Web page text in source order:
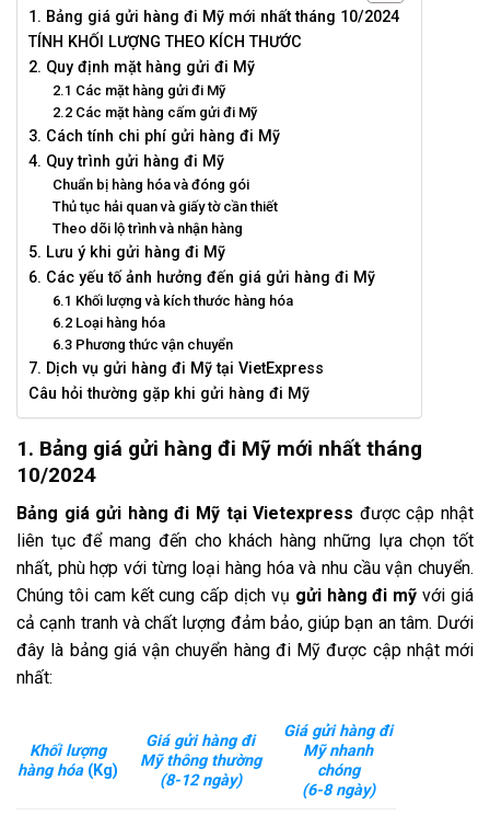
1. Bảng giá gửi hàng đi Mỹ mới nhất tháng 10/2024
TÍNH KHỐI LƯỢNG THEO KÍCH THƯỚC
2. Quy định mặt hàng gửi đi Mỹ
2.1 Các mặt hàng gửi đi Mỹ
2.2 Các mặt hàng cấm gửi đi Mỹ
3. Cách tính chi phí gửi hàng đi Mỹ
4. Quy trình gửi hàng đi Mỹ
Chuẩn bị hàng hóa và đóng gói
Thủ tục hải quan và giấy tờ cần thiết
Theo dõi lộ trình và nhận hàng
5. Lưu ý khi gửi hàng đi Mỹ
6. Các yếu tố ảnh hưởng đến giá gửi hàng đi Mỹ
6.1 Khối lượng và kích thước hàng hóa
6.2 Loại hàng hóa
6.3 Phương thức vận chuyển
7. Dịch vụ gửi hàng đi Mỹ tại VietExpress
Câu hỏi thường gặp khi gửi hàng đi Mỹ
1. Bảng giá gửi hàng đi Mỹ mới nhất tháng
10/2024
Bảng giá gửi hàng đi Mỹ tại Vietexpress được cập nhật
liên tục để mang đến cho khách hàng những lựa chọn tốt
nhất, phù hợp với từng loại hàng hóa và nhu cầu vận chuyển.
Chúng tôi cam kết cung cấp dịch vụ gửi hàng đi mỹ với giá
cả cạnh tranh và chất lượng đảm bảo, giúp bạn an tâm. Dưới
đây là bảng giá vận chuyển hàng đi Mỹ được cập nhật mới
nhất:
Khối lượng
hàng hóa (Kg)
Giá gửi hàng đi
Mỹ thông thường
(8-12 ngày)
Giá gửi hàng đi
Mỹ nhanh
chóng
(6-8 ngày)